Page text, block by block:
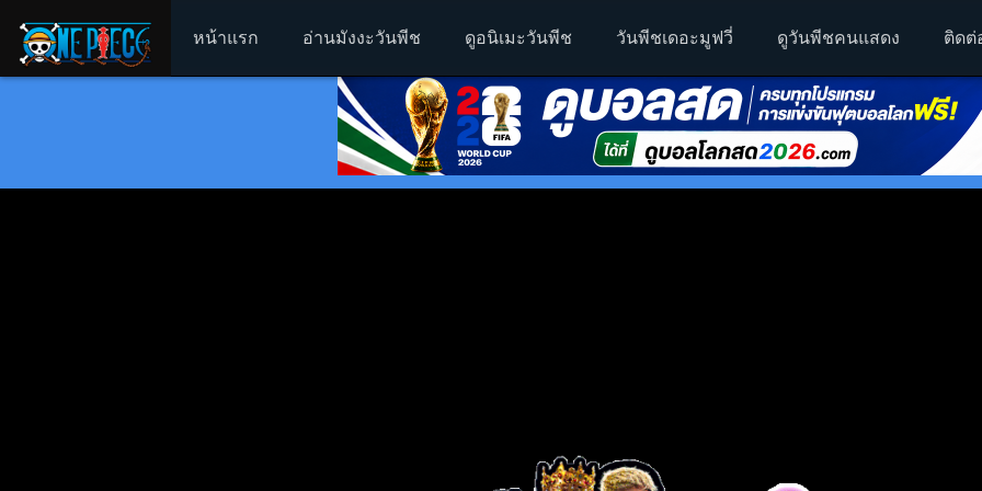
หน้าแรก อ่านมังงะวันพีช ดูอนิเมะวันพีช วันพีชเดอะมูฟวี่ ดูวันพีชคนแสดง ติดต่